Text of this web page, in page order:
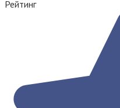
Рейтинг